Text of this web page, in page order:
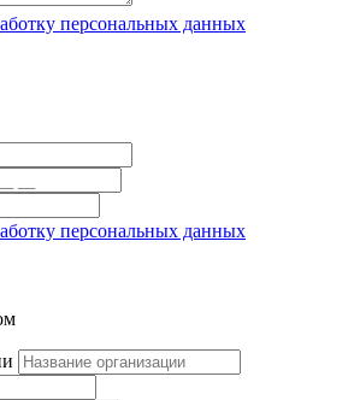
персональных данных
персональных данных